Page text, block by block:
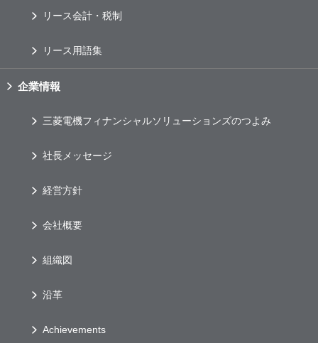
リース会計・税制
リース用語集
企業情報
三菱電機フィナンシャルソリューションズのつよみ
社長メッセージ
経営方針
会社概要
組織図
沿革
Achievements